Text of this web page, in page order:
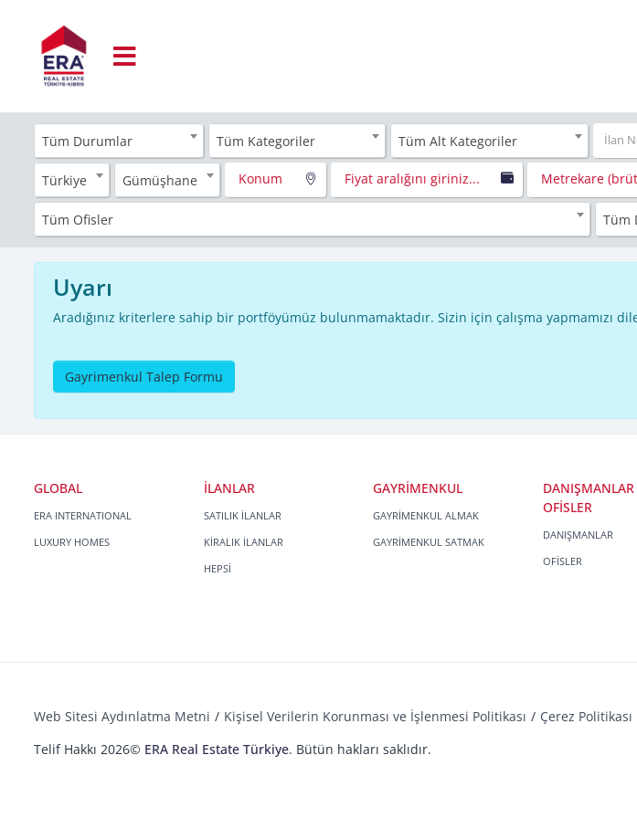
Tüm Durumlar Tüm Kategoriler Tüm Alt Kategoriler
Türkiye Gümüşhane Konum Fiyat aralığını giriniz... Metrekare
Tüm Ofisler Tüm
Uyarı
Aradığınız kriterlere sahip bir portföyümüz bulunmamaktadır. Sizin için çalışma yapmamızı
Gayrimenkul Talep Formu
GLOBAL
ERA INTERNATIONAL
LUXURY HOMES
İLANLAR
SATILIK İLANLAR
KİRALIK İLANLAR
HEPSİ
GAYRİMENKUL
GAYRİMENKUL ALMAK
GAYRİMENKUL SATMAK
OFİSLER
DANIŞMANLAR
OFİSLER
Web Sitesi Aydınlatma Metni Kişisel Verilerin Korunması ve İşlenmesi Politikası
Çerez Politikası
Telif Hakkı 2026© ERA Real Estate Türkiye. Bütün hakları saklıdır.